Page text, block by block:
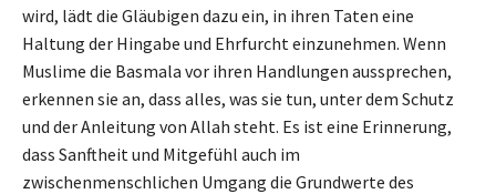
wird, lädt die Gläubigen dazu ein, in ihren Taten eine
Haltung der Hingabe und Ehrfurcht einzunehmen. Wenn
Muslime die Basmala vor ihren Handlungen aussprechen,
erkennen sie an, dass alles, was sie tun, unter dem Schutz
und der Anleitung von Allah steht. Es ist eine Erinnerung,
dass Sanftheit und Mitgefühl auch im
zwischenmenschlichen Umgang die Grundwerte des